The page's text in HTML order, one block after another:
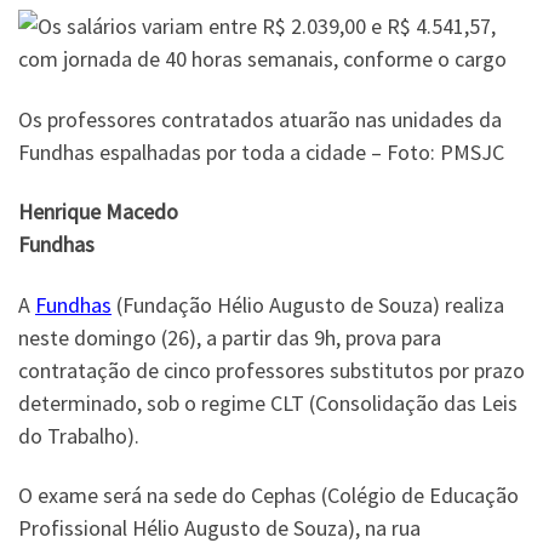
Os professores contratados atuarão nas unidades da
Fundhas espalhadas por toda a cidade – Foto: PMSJC
Henrique Macedo
Fundhas
A Fundhas (Fundação Hélio Augusto de Souza) realiza
neste domingo (26), a partir das 9h, prova para
contratação de cinco professores substitutos por prazo
determinado, sob o regime CLT (Consolidação das Leis
do Trabalho).
O exame será na sede do Cephas (Colégio de Educação
Profissional Hélio Augusto de Souza), na rua